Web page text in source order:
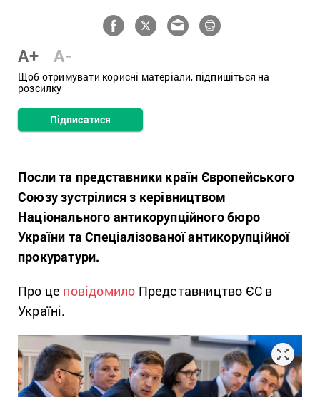
A+ A-
Щоб отримувати корисні матеріали, підпишіться на
розсилку
Підписатися
Посли та представники країн Європейського
Союзу зустрілися з керівництвом
Національного антикорупційного бюро
України та Спеціалізованої антикорупційної
прокуратури.
Про це повідомило Представництво ЄС в
Україні.